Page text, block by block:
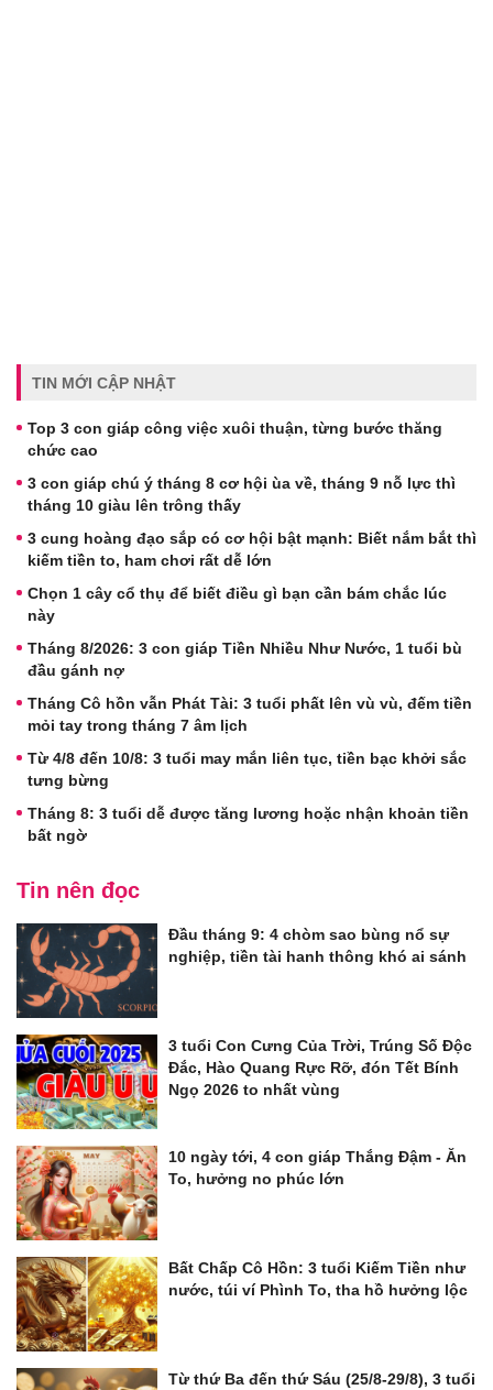
TIN MỚI CẬP NHẬT
Top 3 con giáp công việc xuôi thuận, từng bước thăng
chức cao
3 con giáp chú ý tháng 8 cơ hội ùa về, tháng 9 nỗ lực thì
tháng 10 giàu lên trông thấy
3 cung hoàng đạo sắp có cơ hội bật mạnh: Biết nắm bắt thì
kiếm tiền to, ham chơi rất dễ lớn
Chọn 1 cây cổ thụ để biết điều gì bạn cần bám chắc lúc
này
Tháng 8/2026: 3 con giáp Tiền Nhiều Như Nước, 1 tuổi bù
đầu gánh nợ
Tháng Cô hồn vẫn Phát Tài: 3 tuổi phất lên vù vù, đếm tiền
mỏi tay trong tháng 7 âm lịch
Từ 4/8 đến 10/8: 3 tuổi may mắn liên tục, tiền bạc khởi sắc
tưng bừng
Tháng 8: 3 tuổi dễ được tăng lương hoặc nhận khoản tiền
bất ngờ
Tin nên đọc
Đầu tháng 9: 4 chòm sao bùng nổ sự
nghiệp, tiền tài hanh thông khó ai sánh
3 tuổi Con Cưng Của Trời, Trúng Số Độc
Đắc, Hào Quang Rực Rỡ, đón Tết Bính
Ngọ 2026 to nhất vùng
10 ngày tới, 4 con giáp Thắng Đậm - Ăn
To, hưởng no phúc lớn
Bất Chấp Cô Hồn: 3 tuổi Kiếm Tiền như
nước, túi ví Phình To, tha hồ hưởng lộc
Từ thứ Ba đến thứ Sáu (25/8-29/8), 3 tuổi